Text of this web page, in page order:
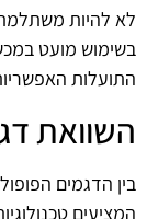
לא להיות
בשימוש מועט
התועלות
השוואת
בין הדגמים